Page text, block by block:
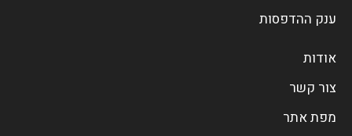
ענק ההדפסות
אודות
צור קשר
מפת אתר